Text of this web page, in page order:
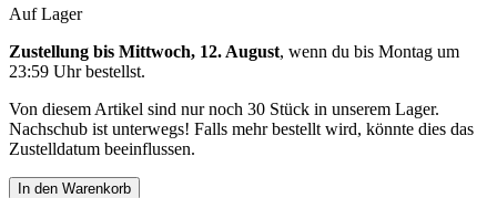
Auf Lager
Zustellung bis Mittwoch, 12. August, wenn du bis Montag um
23:59 Uhrbestellst.
Von diesem Artikel sind nur noch 30 Stück in unserem Lager.
Nachschub ist unterwegs! Falls mehr bestellt wird, könnte dies das
Zustelldatum beeinflussen.
In den Warenkorb